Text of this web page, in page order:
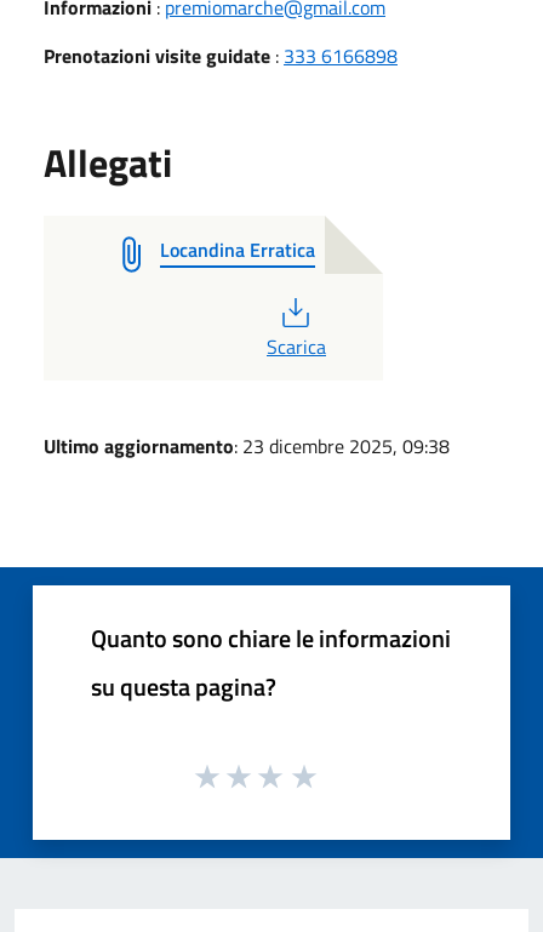
Informazioni : premiomarche@gmail.com
Prenotazioni visite guidate : 333 6166898
Allegati
Locandina Erratica
Scarica
Ultimo aggiornamento: 23 dicembre 2025, 09:38
Quanto sono chiare le informazioni
su questa pagina?